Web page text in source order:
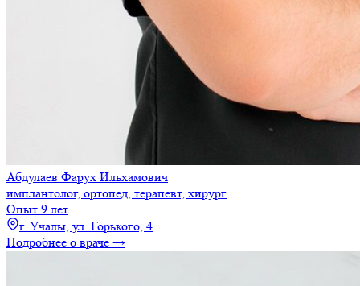
Абдулаев Фарух Ильхамович
имплантолог, ортопед, терапевт, хирург
Опыт 9 лет
г. Учалы, ул. Горького, 4
Подробнее о враче →